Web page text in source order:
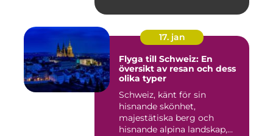
17. jan
Flyga till Schweiz: En
översikt av resan och dess
olika typer
Schweiz, känt för sin
hisnande skönhet,
majestätiska berg och
hisnande alpina landskap,